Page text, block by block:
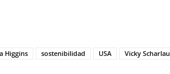
Higgins sostenibilidad USA Vicky Scharlau